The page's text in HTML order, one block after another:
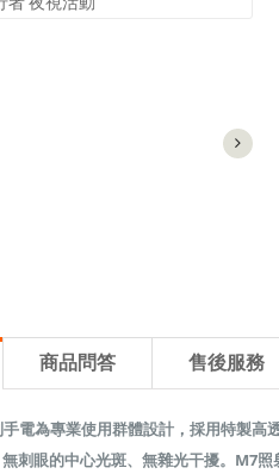
商品問答 售後服務
手電為專業使用群體設計，採用特製
刺眼的中心光斑、無雜光干擾。M7